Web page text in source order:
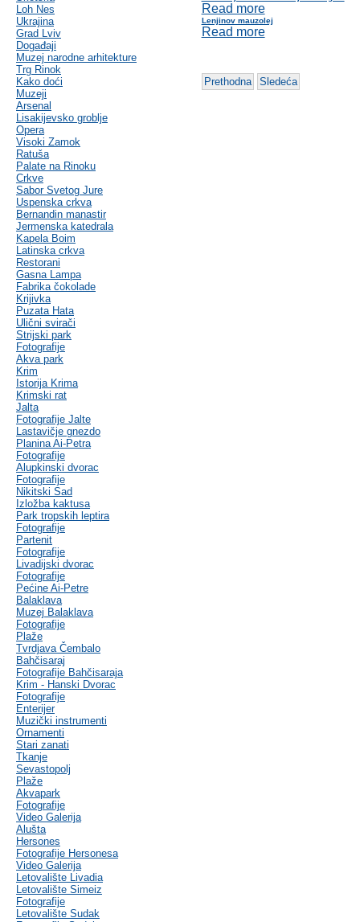
Loh Nes
Ukrajina
Grad Lviv
Događaji
Muzej narodne arhitekture
Trg Rinok
Kako doći
Muzeji
Arsenal
Lisakijevsko groblje
Opera
Visoki Zamok
Ratuša
Palate na Rinoku
Crkve
Sabor Svetog Jure
Uspenska crkva
Bernandin manastir
Jermenska katedrala
Kapela Boim
Latinska crkva
Restorani
Gasna Lampa
Fabrika čokolade
Krijivka
Puzata Hata
Ulični svirači
Strijski park
Fotografije
Akva park
Krim
Istorija Krima
Krimski rat
Jalta
Fotografije Jalte
Lastavičje gnezdo
Planina Ai-Petra
Fotografije
Alupkinski dvorac
Fotografije
Nikitski Sad
Izložba kaktusa
Park tropskih leptira
Fotografije
Partenit
Fotografije
Livadijski dvorac
Fotografije
Pećine Ai-Petre
Balaklava
Muzej Balaklava
Fotografije
Plaže
Tvrdjava Čembalo
Bahčisaraj
Fotografije Bahčisaraja
Krim - Hanski Dvorac
Fotografije
Enterijer
Muzički instrumenti
Ornamenti
Stari zanati
Tkanje
Sevastopolj
Plaže
Akvapark
Fotografije
Video Galerija
Alušta
Hersones
Fotografije Hersonesa
Video Galerija
Letovalište Livadia
Letovalište Simeiz
Fotografije
Letovalište Sudak
Read more
Lenjinov mauzolej
Read more
Prethodna Sledeća